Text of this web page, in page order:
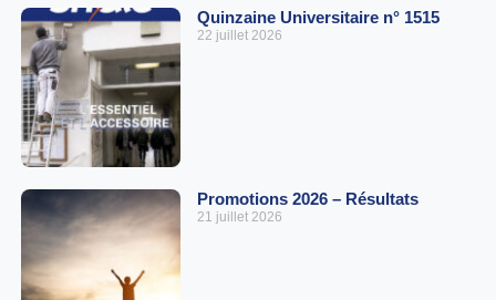
Quinzaine Universitaire n° 1515
22 juillet 2026
Promotions 2026 – Résultats
21 juillet 2026